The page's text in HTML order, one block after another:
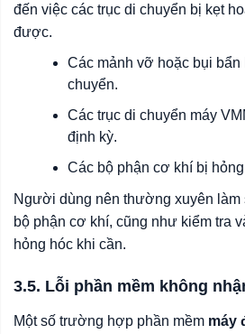
đến việc các trục di chuyển bị kẹt
được.
Các mảnh vỡ hoặc bụi bẩn
chuyển.
Các trục di chuyển máy
định kỳ.
Các bộ phận cơ khí bị
Người dùng nên thường xuyên làm
bộ phận cơ khí, cũng như kiểm tra
hỏng hóc khi cần.
3.5. Lỗi phần mềm không
Một số trường hợp phần mềm máy